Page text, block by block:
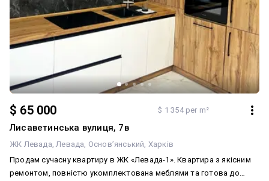
$ 65 000 $ 1 354 per m²
Лисаветинська вулиця, 7в
ЖК Левада Левада Основ’янський Харків
Продам сучасну квартиру в ЖК «Левада-1». Квартира з якісним
ремонтом, повністю укомплектована меблями та готова до